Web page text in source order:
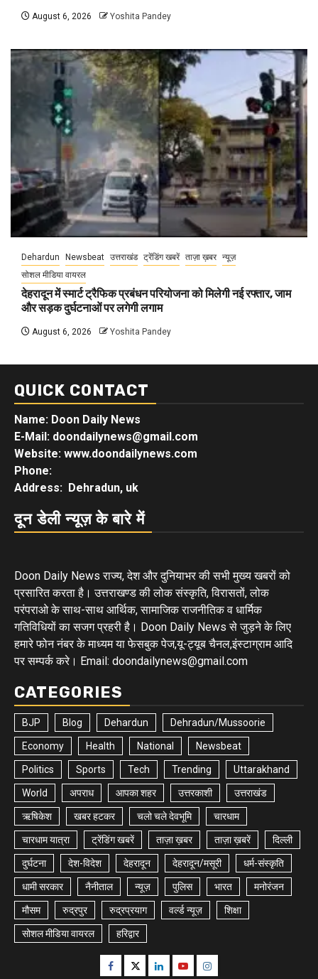
August 6, 2026 Yoshita Pandey
Dehardun Newsbeat उत्तराखंड ट्रेंडिंग खबरें ताज़ा ख़बर न्यूज़
सोशल मीडिया वायरल
देहरादून में स्मार्ट ट्रैफिक प्रबंधन परियोजना को मिलेगी नई रफ्तार, जाम
और सड़क दुर्घटनाओं पर लगेगी लगाम
August 6, 2026 Yoshita Pandey
QUICK CONTACT
Name: Doon Daily News
E-Mail: doondailynews@gmail.com
Website: www.doondailynews.com
Phone:
Address: Dehradun, uk
दून डेली न्यूज़ के बारे में
Doon Daily News राज्य, देश और दुनियाभर की सभी मुख्य खबरों को
प्रसारित करता है। उत्तराखण्ड की लोक संस्कृति, विरासतों, लोक
परंपराओ के साथ-साथ आर्थिक, सामाजिक राजनीतिक व धार्मिक
गतिविधियों का सजग प्रहरी है। Doon Daily News से जुड़ने के लिए
हमारे फोन नंबर के माध्यम या फेसबुक पेज,यू-ट्यूब चैनल,इंस्टाग्राम आदि
पर सम्पर्क करे। Email: doondailynews@gmail.com
CATEGORIES
BJP Blog Dehardun Dehradun/Mussoorie
Economy Health National Newsbeat
Politics Sports Tech Trending Uttarakhand
World अपराध आपका शहर उत्तरकाशी उत्तराखंड
ऋषिकेश खबर हटकर चलो चले देवभूमि चारधाम
चारधाम यात्रा ट्रेंडिंग खबरें ताज़ा ख़बर ताज़ा ख़बरें दिल्ली
दुर्घटना देश-विदेश देहरादून देहरादून/मसूरी धर्म-संस्कृति
धामी सरकार नैनीताल न्यूज़ पुलिस भारत मनोरंजन
मौसम रुद्रपुर रुद्रप्रयाग वर्ल्ड न्यूज़ शिक्षा
सोशल मीडिया वायरल हरिद्वार
Facebook
TwitterLinkedinYoutubeInstagram